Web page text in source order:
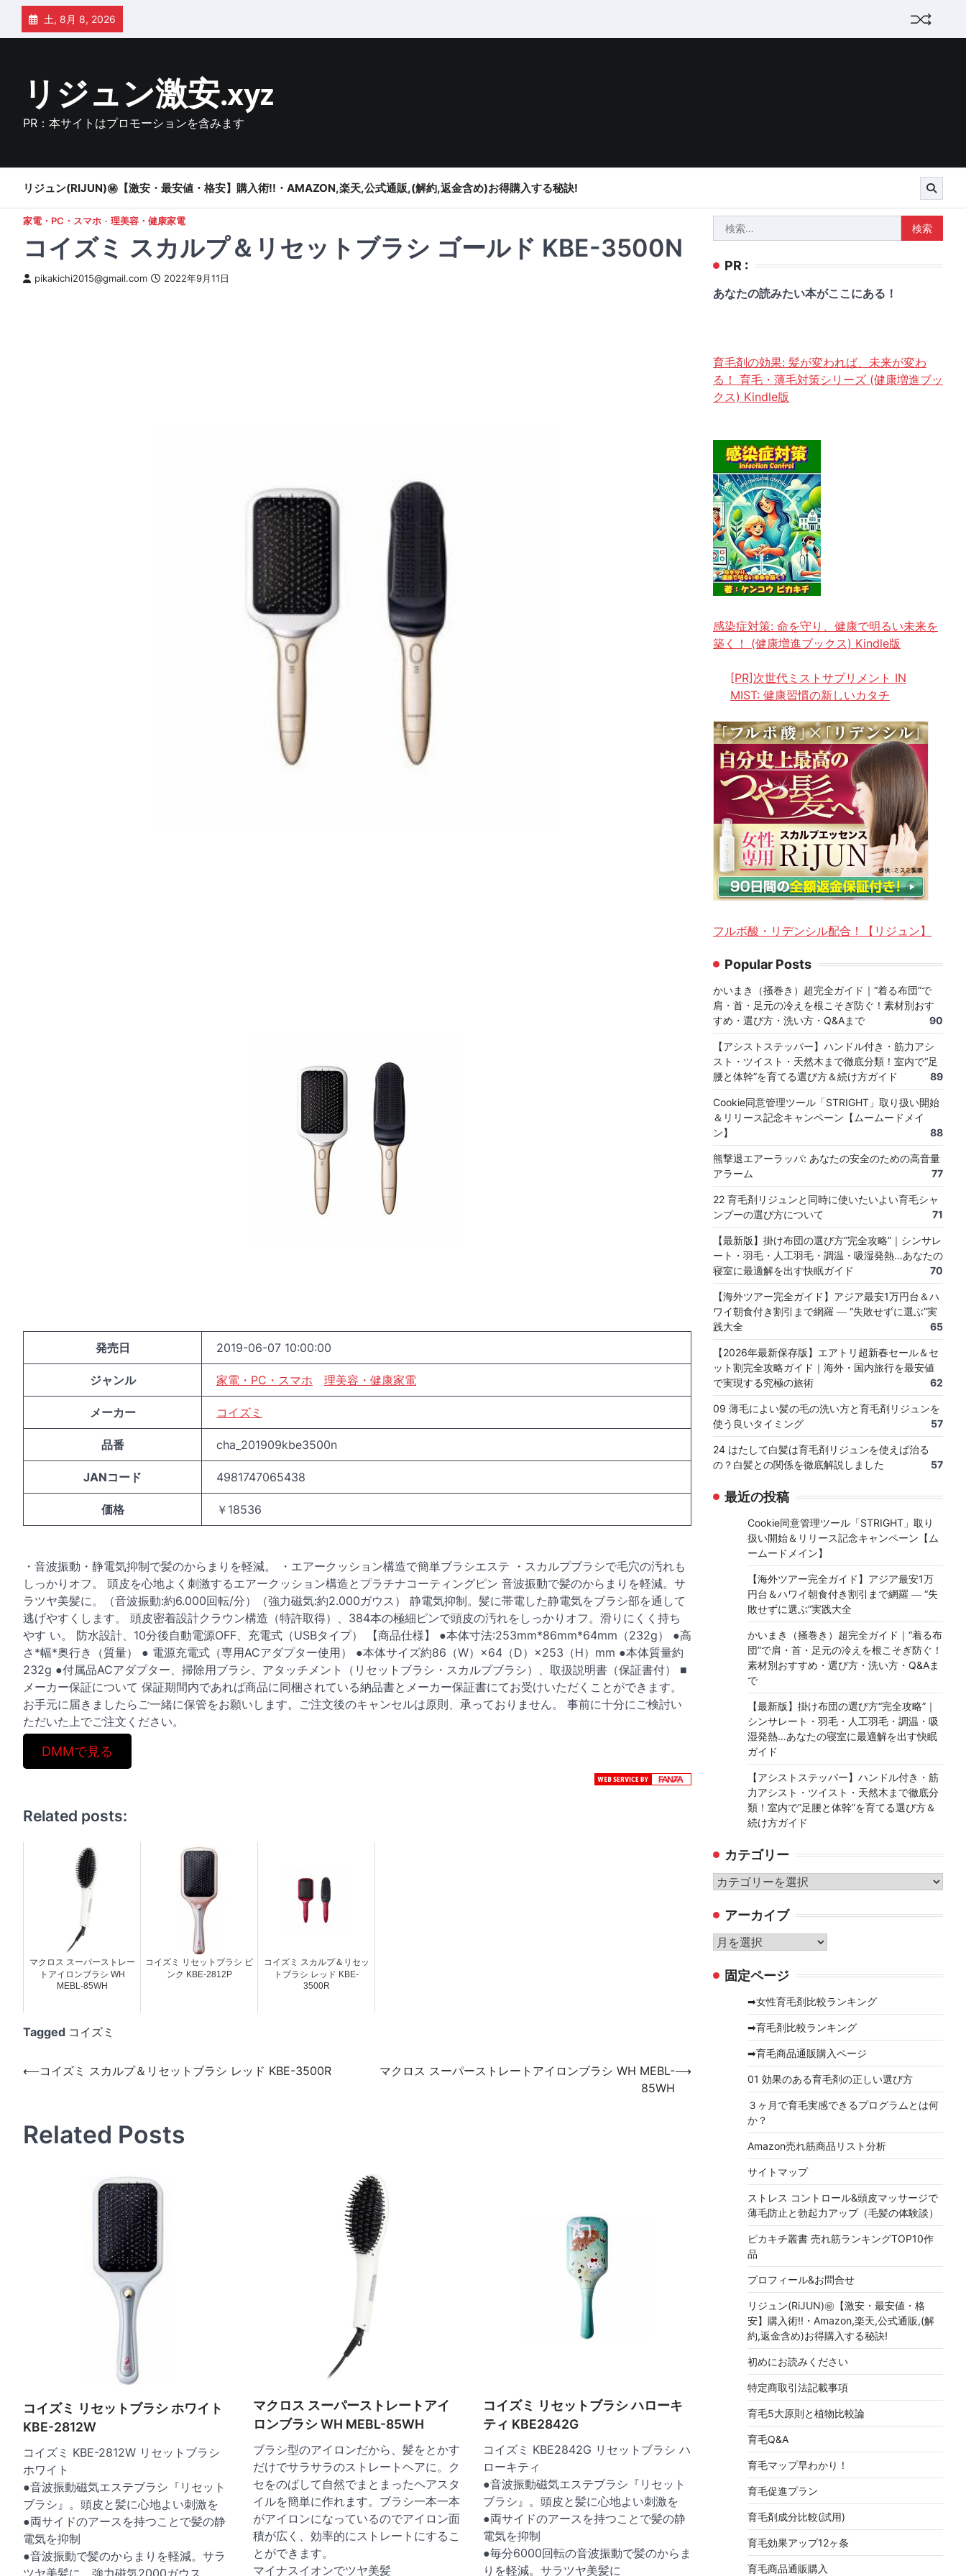
Skip
content
土, 8月 8, 2026
リジュン激安.xyz
PR：本サイトはプロモーションを含みます
リジュン(RIJUN)㊙【激安・最安値・格安】購入術!!・AMAZON,楽天,公式通販,(解約,返金含め)お得購入する秘訣!
家電・PC・スマホ 理美容・健康家電
コイズミ スカルプ＆リセットブラシ ゴールド KBE-3500N
pikakichi2015@gmail.com 2022年9月11日
発売日 2019-06-07 10:00:00
ジャンル 家電・PC・スマホ 理美容・健康家電
メーカー コイズミ
品番 cha_201909kbe3500n
JANコード 4981747065438
価格 ￥18536
・音波振動・静電気抑制で髪のからまりを軽減。 ・エアークッション構造で簡単ブラシエステ ・スカルプブラシで毛穴の汚れも
しっかりオフ。 頭皮を心地よく刺激するエアークッション構造とプラチナコーティングピン 音波振動で髪のからまりを軽減。サ
ラツヤ美髪に。（音波振動:約6.000回転/分）（強力磁気:約2.000ガウス） 静電気抑制。髪に帯電した静電気をブラシ部を通して
逃げやすくします。 頭皮密着設計クラウン構造（特許取得）、384本の極細ピンで頭皮の汚れをしっかりオフ。滑りにくく持ち
やす い。 防水設計、10分後自動電源OFF、充電式（USBタイプ） 【商品仕様】 ●本体寸法:253mm*86mm*64mm（232g） ●高
さ*幅*奥行き（質量） ● 電源充電式（専用ACアダプター使用） ●本体サイズ約86（W）×64（D）×253（H）mm ●本体質量約
232g ●付属品ACアダプター、掃除用ブラシ、アタッチメント（リセットブラシ・スカルプブラシ）、取扱説明書（保証書付） ■
メーカー保証について 保証期間内であれば商品に同梱されている納品書とメーカー保証書にてお受けいただくことができます。
お手元に届きましたらご一緒に保管をお願いします。ご注文後のキャンセルは原則、承っておりません。 事前に十分にご検討い
ただいた上でご注文ください。
DMMで見る
Related posts:
マクロス スーパーストレー
トアイロンブラシ WH
MEBL-85WH
コイズミ リセットブラシ ピ
ンク KBE-2812P
コイズミ スカルプ＆リセッ
トブラシ レッド KBE-
3500R
Tagged コイズミ
投
ビ
⟵コイズミ スカルプ＆リセットブラシ レッド KBE-3500R
マクロス スーパーストレートアイロンブラシ WH MEBL-
85WH
⟶
Related Posts
コイズミ リセットブラシ ホワイト
KBE-2812W
コイズミ KBE-2812W リセットブラシ
ホワイト
●音波振動磁気エステブラシ『リセット
ブラシ』。頭皮と髪に心地よい刺激を
●両サイドのアースを持つことで髪の静
電気を抑制
●音波振動で髪のからまりを軽減。サラ
ツヤ美髪に。強力磁気2000ガウス
マクロス スーパーストレートアイ
ロンブラシ WH MEBL-85WH
ブラシ型のアイロンだから、髪をとかす
だけでサラサラのストレートヘアに。ク
セをのばして自然でまとまったヘアスタ
イルを簡単に作れます。ブラシ一本一本
がアイロンになっているのでアイロン面
積が広く、効率的にストレートにするこ
とができます。
マイナスイオンでツヤ美髪
コイズミ リセットブラシ ハローキ
ティ KBE2842G
コイズミ KBE2842G リセットブラシ ハ
ローキティ
●音波振動磁気エステブラシ『リセット
ブラシ』。頭皮と髪に心地よい刺激を
●両サイドのアースを持つことで髪の静
電気を抑制
●毎分6000回転の音波振動で髪のからま
りを軽減。サラツヤ美髪に
索:
PR :
あなたの読みたい本がここにある！
育毛剤の効果: 髪が変われば、未来が変わ
る！ 育毛・薄毛対策シリーズ (健康増進ブッ
クス) Kindle版
感染症対策: 命を守り、健康で明るい未来を
築く！ (健康増進ブックス) Kindle版
[PR]次世代ミストサプリメント IN
MIST: 健康習慣の新しいカタチ
フルボ酸・リデンシル配合！【リジュン】
Popular Posts
かいまき（掻巻き）超完全ガイド｜“着る布団”で
肩・首・足元の冷えを根こそぎ防ぐ！素材別おす
すめ・選び方・洗い方・Q&Aまで
90
【アシストステッパー】ハンドル付き・筋力アシ
スト・ツイスト・天然木まで徹底分類！室内で“足
腰と体幹”を育てる選び方＆続け方ガイド
89
Cookie同意管理ツール「STRIGHT」取り扱い開始
＆リリース記念キャンペーン【ムームードメイ
ン】
88
熊撃退エアーラッパ: あなたの安全のための高音量
アラーム
77
22 育毛剤リジュンと同時に使いたいよい育毛シャ
ンプーの選び方について
71
【最新版】掛け布団の選び方“完全攻略”｜シンサレ
ート・羽毛・人工羽毛・調温・吸湿発熱…あなたの
寝室に最適解を出す快眠ガイド
70
【海外ツアー完全ガイド】アジア最安1万円台＆ハ
ワイ朝食付き割引まで網羅 ― “失敗せずに選ぶ”実
践大全
65
【2026年最新保存版】エアトリ超新春セール＆セ
ット割完全攻略ガイド｜海外・国内旅行を最安値
で実現する究極の旅術
62
09 薄毛によい髪の毛の洗い方と育毛剤リジュンを
使う良いタイミング
57
24 はたして白髪は育毛剤リジュンを使えば治る
の？白髪との関係を徹底解説しました
57
最近の投稿
Cookie同意管理ツール「STRIGHT」取り
扱い開始＆リリース記念キャンペーン【ム
ームードメイン】
【海外ツアー完全ガイド】アジア最安1万
円台＆ハワイ朝食付き割引まで網羅 ― “失
敗せずに選ぶ”実践大全
かいまき（掻巻き）超完全ガイド｜“着る布
団”で肩・首・足元の冷えを根こそぎ防ぐ！
素材別おすすめ・選び方・洗い方・Q&Aま
で
【最新版】掛け布団の選び方“完全攻略”｜
シンサレート・羽毛・人工羽毛・調温・吸
湿発熱…あなたの寝室に最適解を出す快眠
ガイド
【アシストステッパー】ハンドル付き・筋
力アシスト・ツイスト・天然木まで徹底分
類！室内で“足腰と体幹”を育てる選び方＆
続け方ガイド
カテゴリー
カ
ゴ
リ
ー
アーカイブ
ア
カ 固定ページ
➡女性育毛剤比較ランキング
➡育毛剤比較ランキング
➡育毛商品通販購入ページ
01 効果のある育毛剤の正しい選び方
３ヶ月で育毛実感できるプログラムとは何
か？
Amazon売れ筋商品リスト分析
サイトマップ
ストレス コントロール&頭皮マッサージで
薄毛防止と勃起力アップ（毛髪の体験談）
ピカキチ叢書 売れ筋ランキングTOP10作
品
プロフィール&お問合せ
リジュン(RiJUN)㊙【激安・最安値・格
安】購入術!!・Amazon,楽天,公式通販,(解
約,返金含め)お得購入する秘訣!
初めにお読みください
特定商取引法記載事項
育毛5大原則と植物比較論
育毛Q&A
育毛マップ早わかり！
育毛促進プラン
育毛剤成分比較(試用)
育毛効果アップ12ヶ条
育毛商品通販購入